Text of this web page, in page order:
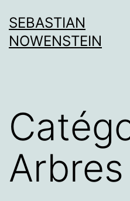
au
contenu
SEBASTIAN
NOWENSTEIN
Arbres